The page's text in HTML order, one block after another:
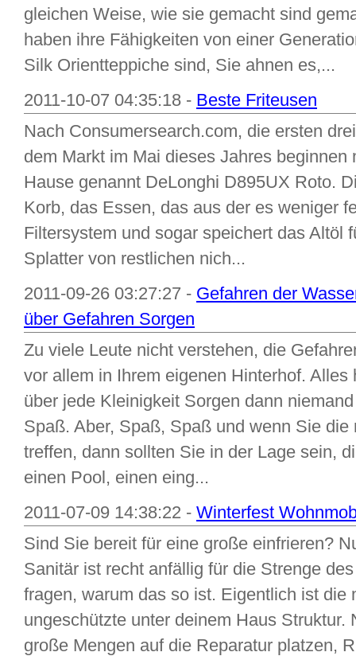
gleichen Weise, wie sie gemacht sind
haben ihre Fähigkeiten von einer
Silk Orientteppiche sind, Sie ahnen es,...
2011-10-07 04:35:18 - Beste Friteusen
Nach Consumersearch.com, die ersten
dem Markt im Mai dieses Jahres
Hause genannt DeLonghi D895UX Roto.
Korb, das Essen, das aus der es weniger
Filtersystem und sogar speichert das Altöl
Splatter von restlichen nich...
2011-09-26 03:27:27 - Gefahren der
über Gefahren Sorgen
Zu viele Leute nicht verstehen, die
vor allem in Ihrem eigenen Hinterhof.
über jede Kleinigkeit Sorgen dann
Spaß. Aber, Spaß, Spaß und wenn Sie
treffen, dann sollten Sie in der Lage sein,
einen Pool, einen eing...
2011-07-09 14:38:22 - Winterfest
Sind Sie bereit für eine große einfrieren?
Sanitär ist recht anfällig für die Strenge
fragen, warum das so ist. Eigentlich ist die
ungeschützte unter deinem Haus Struktur.
große Mengen auf die Reparatur platzen,